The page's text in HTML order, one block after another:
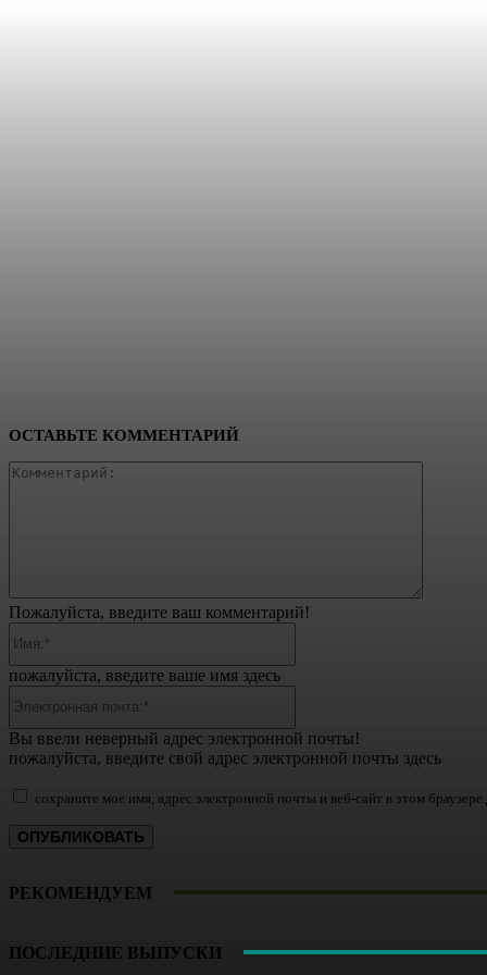
ОСТАВЬТЕ КОММЕНТАРИЙ
Пожалуйста, введите ваш комментарий!
пожалуйста, введите ваше имя здесь
Вы ввели неверный адрес электронной почты!
пожалуйста, введите свой адрес электронной почты здесь
сохраните мое имя, адрес электронной почты и веб-сайт в этом
РЕКОМЕНДУЕМ
ПОСЛЕДНИЕ ВЫПУСКИ